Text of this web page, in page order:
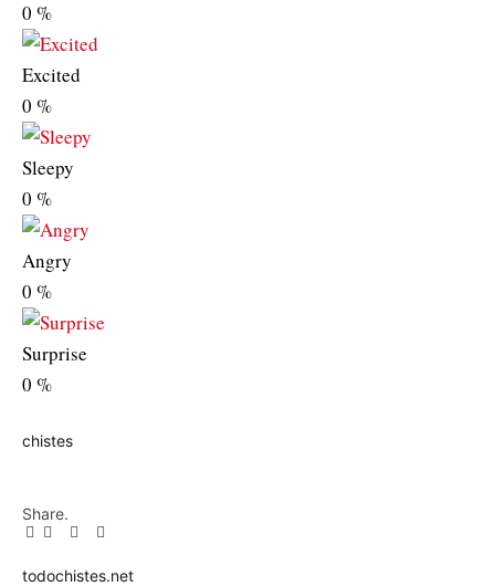
0 %
Excited
0 %
Sleepy
0 %
Angry
0 %
Surprise
0 %
chistes
Share.
Facebook
TwitterPinterest
LinkedIn
Tumblr
Email
todochistes.net